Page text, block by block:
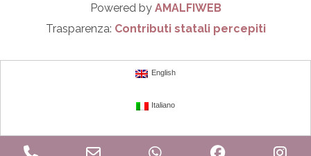
Powered by AMALFIWEB
Trasparenza: Contributi statali percepiti
WhatsApp Facebook
English
Italiano